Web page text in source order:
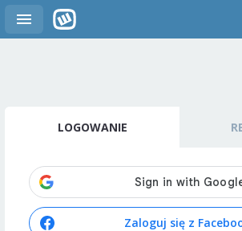
LOGOWANIE
Zaloguj się z